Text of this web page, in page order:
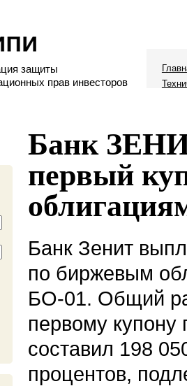
защиты
прав инвесторов
Банк
первый
Банк Зенит
по биржевым
БО-01. Общий
первому купону
составил 198
процентов,